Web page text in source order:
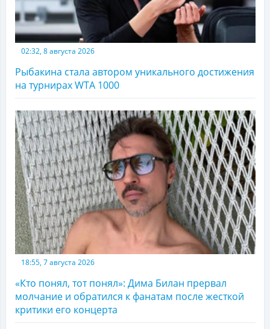
02:32, 8 августа 2026
Рыбакина стала автором уникального достижения
на турнирах WTA 1000
18:55, 7 августа 2026
«Кто понял, тот понял»: Дима Билан прервал
молчание и обратился к фанатам после жесткой
критики его концерта